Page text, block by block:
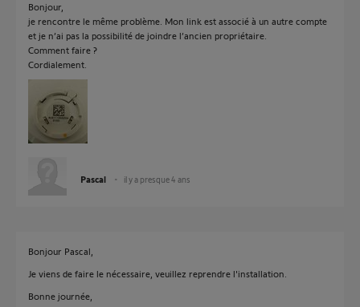
Bonjour,
je rencontre le même problème. Mon link est associé à un autre compte
et je n’ai pas la possibilité de joindre l’ancien propriétaire.
Comment faire ?
Cordialement.
Pascal il y a presque 4 ans
Bonjour Pascal,
Je viens de faire le nécessaire, veuillez reprendre l'installation.
Bonne journée,